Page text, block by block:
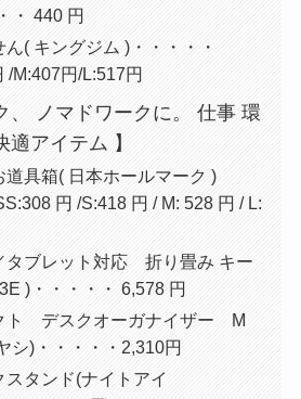
・ 440 円
( キングジム )・・・・・
/M:407円/L:517円
、 ノマドワークに。 仕事 環
アイテム 】
道具箱( 日本ホールマーク )
円 /S:418 円 / M: 528 円 / L:
タブレット対応 折り畳み キー
)・・・・・ 6,578 円
ト デスクオーガナイザー M
シ)・・・・・2,310円
スタンド(ナイトアイ